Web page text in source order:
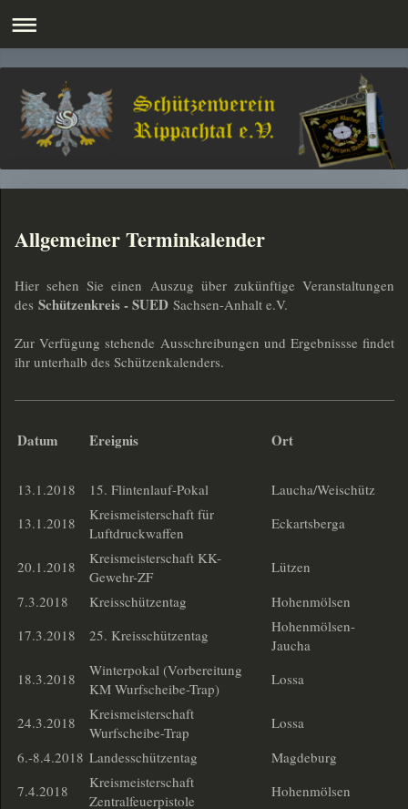
Allgemeiner Terminkalender
Hier sehen Sie einen Auszug über zukünftige Veranstaltungen
des Schützenkreis - SUED Sachsen-Anhalt e.V.
Zur Verfügung stehende Ausschreibungen und Ergebnissse findet
ihr unterhalb des Schützenkalenders.
Datum Ereignis Ort
13.1.2018 15. Flintenlauf-Pokal
Laucha/Weischütz
13.1.2018
Kreismeisterschaft für
Luftdruckwaffen
Eckartsberga
20.1.2018
Kreismeisterschaft KK-
Gewehr-ZF
Lützen
7.3.2018
Kreisschützentag
Hohenmölsen
17.3.2018
25. Kreisschützentag
Hohenmölsen-
Jaucha
18.3.2018
Winterpokal (Vorbereitung
KM Wurfscheibe-Trap)
Lossa
24.3.2018
Kreismeisterschaft
Wurfscheibe-Trap
Lossa
6.-8.4.2018 Landesschützentag
Magdeburg
7.4.2018
Kreismeisterschaft
Zentralfeuerpistole
Hohenmölsen